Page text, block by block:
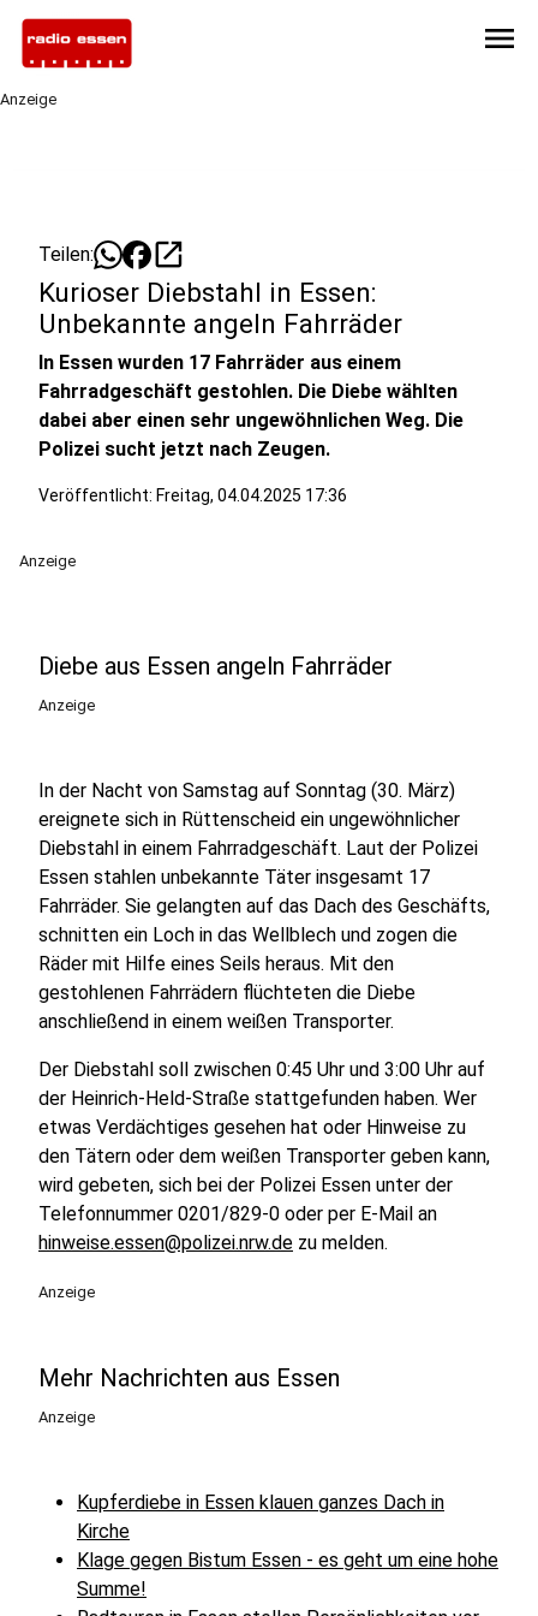
menu
Anzeige
Teilen: open_in_new
Kurioser Diebstahl in Essen:
Unbekannte angeln Fahrräder
In Essen wurden 17 Fahrräder aus einem
Fahrradgeschäft gestohlen. Die Diebe wählten
dabei aber einen sehr ungewöhnlichen Weg. Die
Polizei sucht jetzt nach Zeugen.
Veröffentlicht: Freitag, 04.04.2025 17:36
Anzeige
Diebe aus Essen angeln Fahrräder
Anzeige
In der Nacht von Samstag auf Sonntag (30. März)
ereignete sich in Rüttenscheid ein ungewöhnlicher
Diebstahl in einem Fahrradgeschäft. Laut der Polizei
Essen stahlen unbekannte Täter insgesamt 17
Fahrräder. Sie gelangten auf das Dach des Geschäfts,
schnitten ein Loch in das Wellblech und zogen die
Räder mit Hilfe eines Seils heraus. Mit den
gestohlenen Fahrrädern flüchteten die Diebe
anschließend in einem weißen Transporter.
Der Diebstahl soll zwischen 0:45 Uhr und 3:00 Uhr auf
der Heinrich-Held-Straße stattgefunden haben. Wer
etwas Verdächtiges gesehen hat oder Hinweise zu
den Tätern oder dem weißen Transporter geben kann,
wird gebeten, sich bei der Polizei Essen unter der
Telefonnummer 0201/829-0 oder per E-Mail an
hinweise.essen@polizei.nrw.de zu melden.
Anzeige
Mehr Nachrichten aus Essen
Anzeige
Kupferdiebe in Essen klauen ganzes Dach in
Kirche
Klage gegen Bistum Essen - es geht um eine hohe
Summe!